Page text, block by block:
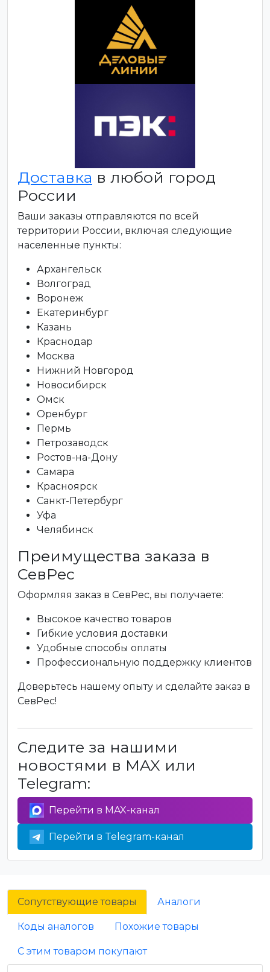
Доставка в любой город
России
Ваши заказы отправляются по всей
территории России, включая следующие
населенные пункты:
Архангельск
Волгоград
Воронеж
Екатеринбург
Казань
Краснодар
Москва
Нижний Новгород
Новосибирск
Омск
Оренбург
Пермь
Петрозаводск
Ростов-на-Дону
Самара
Красноярск
Санкт-Петербург
Уфа
Челябинск
Преимущества заказа в
СевРес
Оформляя заказ в СевРес, вы получаете:
Высокое качество товаров
Гибкие условия доставки
Удобные способы оплаты
Профессиональную поддержку клиентов
Доверьтесь нашему опыту и сделайте заказ в
СевРес!
Следите за нашими
новостями в MAX или
Telegram:
Перейти в MAX-канал
Перейти в Telegram-канал
Сопутствующие товары Аналоги
Коды аналогов Похожие товары
С этим товаром покупают